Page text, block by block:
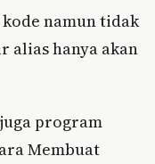
namun tidak
alias hanya akan
program
Membuat